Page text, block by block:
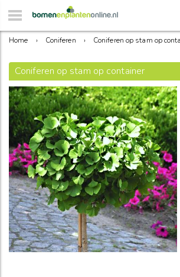
Home › Coniferen › Coniferen op stam op
Coniferen op stam op container